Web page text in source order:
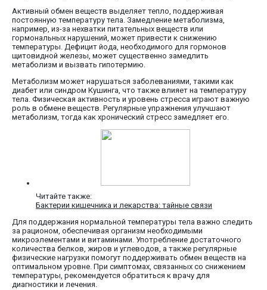
Активный обмен веществ выделяет тепло, поддерживая
постоянную температуру тела. Замедление метаболизма,
например, из-за нехватки питательных веществ или
гормональных нарушений, может привести к снижению
температуры. Дефицит йода, необходимого для гормонов
щитовидной железы, может существенно замедлить
метаболизм и вызвать гипотермию.
Метаболизм может нарушаться заболеваниями, такими как
диабет или синдром Кушинга, что также влияет на температуру
тела. Физическая активность и уровень стресса играют важную
роль в обмене веществ. Регулярные упражнения улучшают
метаболизм, тогда как хронический стресс замедляет его.
Читайте также:
Бактерии кишечника и лекарства: тайные связи
Для поддержания нормальной температуры тела важно следить
за рационом, обеспечивая организм необходимыми
микроэлементами и витаминами. Употребление достаточного
количества белков, жиров и углеводов, а также регулярные
физические нагрузки помогут поддерживать обмен веществ на
оптимальном уровне. При симптомах, связанных со снижением
температуры, рекомендуется обратиться к врачу для
диагностики и лечения.